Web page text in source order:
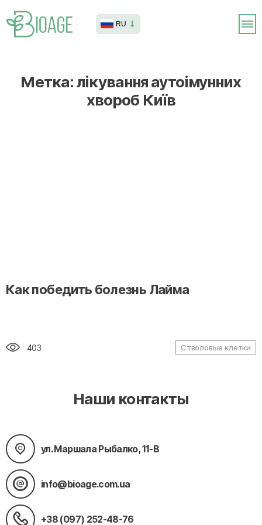
RU
Метка:лікування аутоімунних
хвороб Київ
Как победить болезнь Лайма
403 Стволовые клетки
Наши контакты
ул. Маршала Рыбалко, 11-В
info@bioage.com.ua
+38 (097) 252-48-76